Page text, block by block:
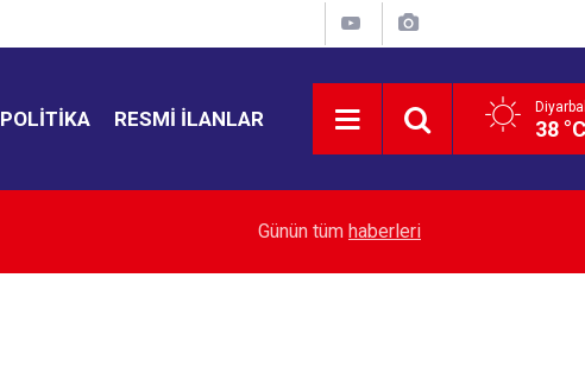
POLITIKA RESMI İLANLAR 38
Mekke Ortak Savunma Anlaşması’na “İran”
Günün tüm haberleri